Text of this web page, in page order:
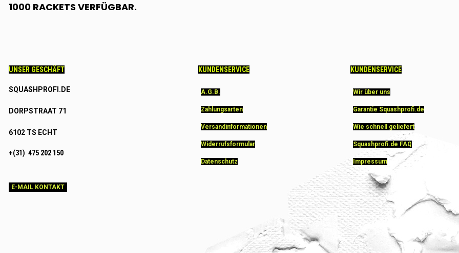
1000 RACKETS VERFÜGBAR.
UNSER GESCHÄFT
SQUASHPROFI.DE
DORPSTRAAT 71
6102 TS ECHT
+(31) 475 202 150
E-MAIL KONTAKT
KUNDENSERVICE
A.G.B.
Zahlungsarten
Versandinformationen
Widerrufsformular
Datenschutz
KUNDENSERVICE
Wir über uns
Garantie Squashprofi.de
Wie schnell geliefert
Squashprofi.de FAQ
Impressum